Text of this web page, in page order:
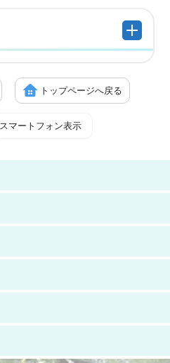
トップページへ戻る
スマートフォン表示